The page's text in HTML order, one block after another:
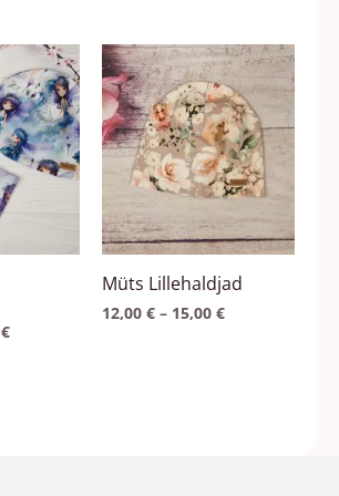
€
Hinnavahemik:
12,00 €
kuni
15,00 €
Müts Lillehaldjad
12,00 € – 15,00 €
Hinnavahemik:
12,00 €
kuni
15,00 €
Sellel
tootel
on
mitu
varianti.
saab
teha
tootelehel.